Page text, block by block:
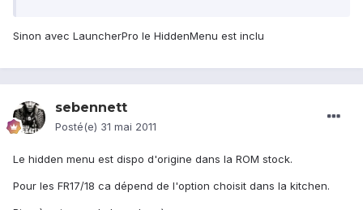
Sinon avec LauncherPro le HiddenMenu est inclu
sebennett
Posté(e) 31 mai 2011
Le hidden menu est dispo d'origine dans la ROM stock.
Pour les FR17/18 ca dépend de l'option choisit dans la kitchen.